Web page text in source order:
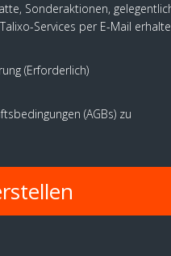
Sonderaktionen,
Services per E-Mail
Erforderlich
(AGBs) zu